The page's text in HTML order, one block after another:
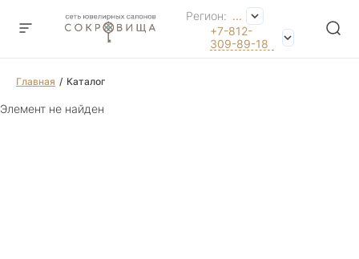
Регион: ...
+7-812-
309-89-18
Главная Каталог
Элемент не найден